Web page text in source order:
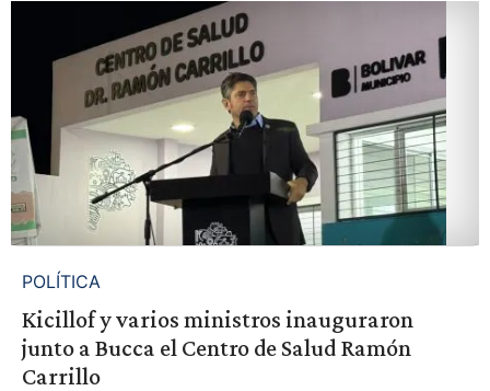
POLÍTICA
Kicillof y varios ministros inauguraron
junto a Bucca el Centro de Salud Ramón
Carrillo